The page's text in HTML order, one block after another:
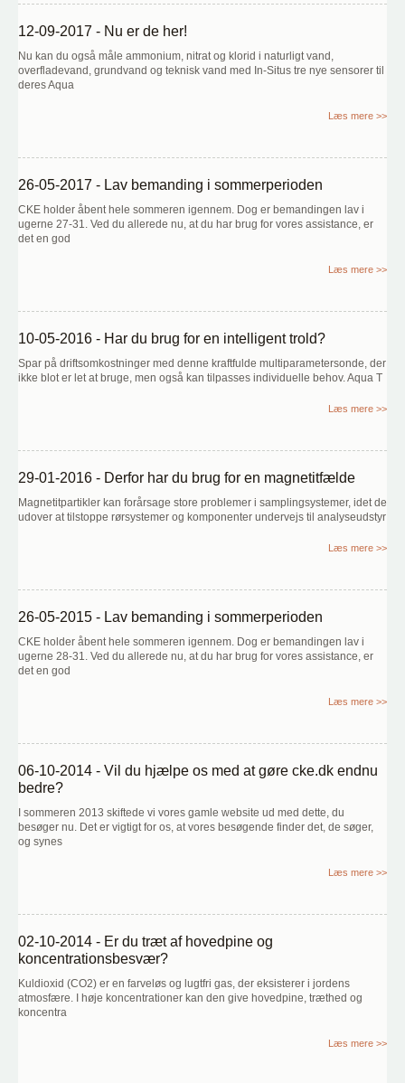
12-09-2017 - Nu er de her!
Nu kan du også måle ammonium, nitrat og klorid i naturligt vand,
overfladevand, grundvand og teknisk vand med In-Situs tre nye sensorer til
deres Aqua
Læs mere >>
26-05-2017 - Lav bemanding i sommerperioden
CKE holder åbent hele sommeren igennem. Dog er bemandingen lav i
ugerne 27-31. Ved du allerede nu, at du har brug for vores assistance, er
det en god
Læs mere >>
10-05-2016 - Har du brug for en intelligent trold?
Spar på driftsomkostninger med denne kraftfulde multiparametersonde, der
ikke blot er let at bruge, men også kan tilpasses individuelle behov. Aqua T
Læs mere >>
29-01-2016 - Derfor har du brug for en magnetitfælde
Magnetitpartikler kan forårsage store problemer i samplingsystemer, idet de
udover at tilstoppe rørsystemer og komponenter undervejs til analyseudstyr
Læs mere >>
26-05-2015 - Lav bemanding i sommerperioden
CKE holder åbent hele sommeren igennem. Dog er bemandingen lav i
ugerne 28-31. Ved du allerede nu, at du har brug for vores assistance, er
det en god
Læs mere >>
06-10-2014 - Vil du hjælpe os med at gøre cke.dk endnu
bedre?
I sommeren 2013 skiftede vi vores gamle website ud med dette, du
besøger nu. Det er vigtigt for os, at vores besøgende finder det, de søger,
og synes
Læs mere >>
02-10-2014 - Er du træt af hovedpine og
koncentrationsbesvær?
Kuldioxid (CO2) er en farveløs og lugtfri gas, der eksisterer i jordens
atmosfære. I høje koncentrationer kan den give hovedpine, træthed og
koncentra
Læs mere >>